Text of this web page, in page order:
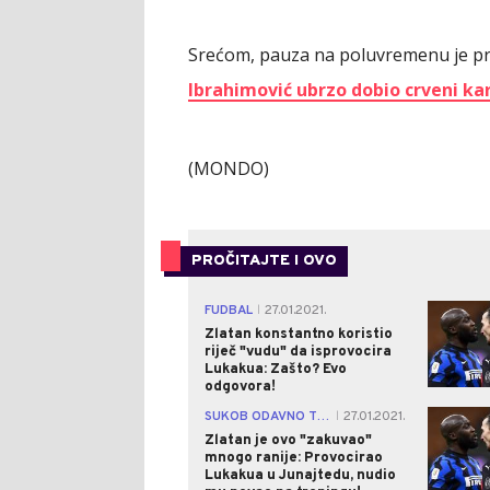
Srećom, pauza na poluvremenu je
Ibrahimović ubrzo dobio crveni
(MONDO)
PROČITAJTE I OVO
FUDBAL
27.01.2021.
Zlatan konstantno koristio
riječ "vudu" da isprovocira
Lukakua: Zašto? Evo
odgovora!
SUKOB ODAVNO TINJA
27.01.2021.
Zlatan je ovo "zakuvao"
mnogo ranije: Provocirao
Lukakua u Junajtedu, nudio